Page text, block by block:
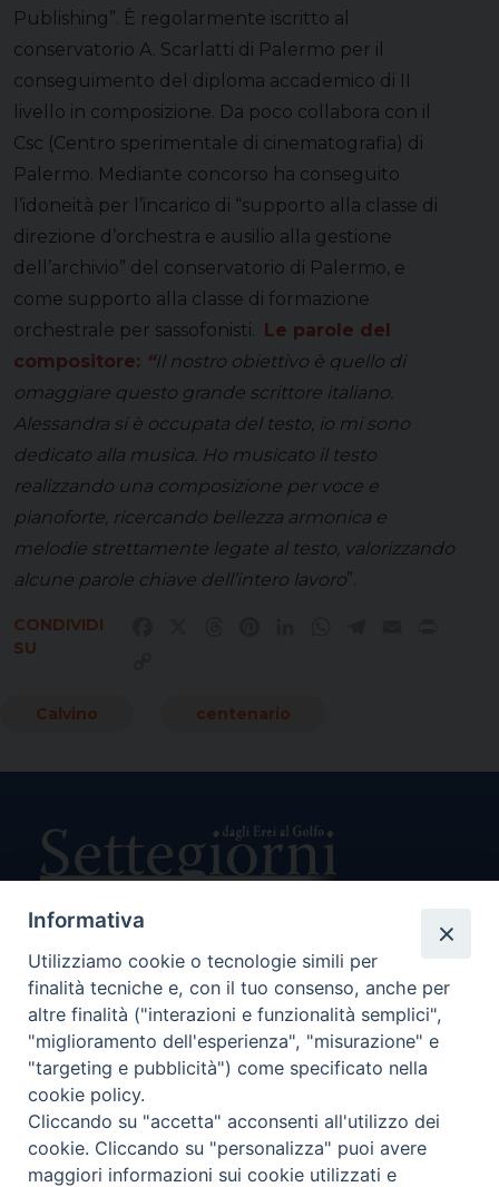
Publishing”. È regolarmente iscritto al
conservatorio A. Scarlatti di Palermo per il
conseguimento del diploma accademico di II
livello in composizione. Da poco collabora con il
Csc (Centro sperimentale di cinematografia) di
Palermo. Mediante concorso ha conseguito
l’idoneità per l’incarico di “supporto alla classe di
direzione d’orchestra e ausilio alla gestione
dell’archivio” del conservatorio di Palermo, e
come supporto alla classe di formazione
orchestrale per sassofonisti.
Le parole del
compositore: “Il nostro obiettivo è quello di
omaggiare questo grande scrittore italiano.
Alessandra si è occupata del testo, io mi sono
dedicato alla musica. Ho musicato il testo
realizzando una composizione per voce e
pianoforte, ricercando bellezza armonica e
melodie strettamente legate al testo, valorizzando
alcune parole chiave dell’intero lavoro”.
CONDIVIDI
SU
Calvino centenario
Direttore Responsabile Giuseppe Rabita
Direttore Amministrativo Salvatore Bruno
Editore e Proprietà Opera di Religione della Diocesi di Piazza
Armerina,
Via Cammarata, 21 – Piazza Armerina
P. I. 01121870867
Autorizzazione Tribunale di Enna n. 113 del 24/2/2007
SEGUICI SU:
Informativa
Utilizziamo cookie o tecnologie simili per
finalità tecniche e, con il tuo consenso, anche per
altre finalità ("interazioni e funzionalità semplici",
"miglioramento dell'esperienza", "misurazione" e
"targeting e pubblicità") come specificato nella
cookie policy.
Cliccando su "accetta" acconsenti all'utilizzo dei
cookie. Cliccando su "personalizza" puoi avere
maggiori informazioni sui cookie utilizzati e